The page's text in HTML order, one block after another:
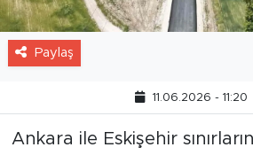
Paylaş
11.06.2026 - 11:20
Ankara ile Eskişehir